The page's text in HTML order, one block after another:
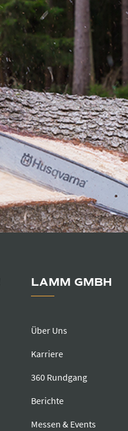
LAMM GMBH
Über Uns
Karriere
360 Rundgang
Berichte
Messen & Events